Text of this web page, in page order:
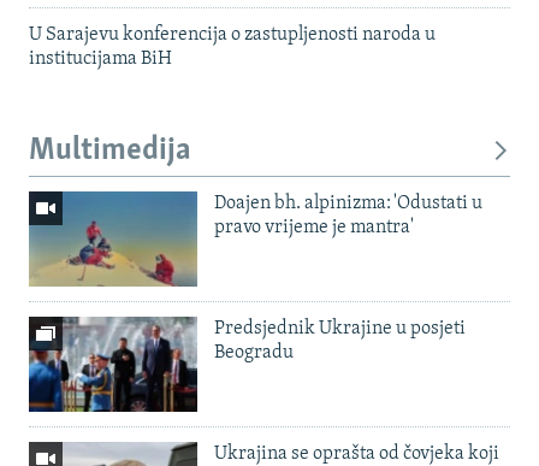
U Sarajevu konferencija o zastupljenosti naroda u
institucijama BiH
Multimedija
Doajen bh. alpinizma: 'Odustati u
pravo vrijeme je mantra'
Predsjednik Ukrajine u posjeti
Beogradu
Ukrajina se oprašta od čovjeka koji